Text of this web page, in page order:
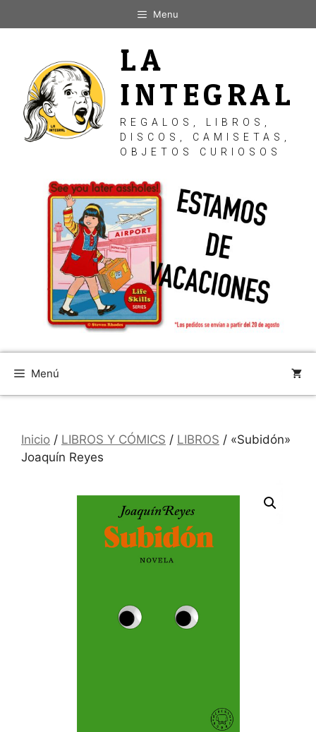
al
Menu
LA
INTEGRAL
REGALOS, LIBROS,
DISCOS, CAMISETAS,
OBJETOS CURIOSOS
Menú
Inicio / LIBROS Y CÓMICS / LIBROS / «Subidón»
Joaquín Reyes